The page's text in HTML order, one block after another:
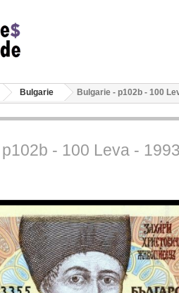
Bulgarie Bulgarie - p102b - 100
- 100 Leva -